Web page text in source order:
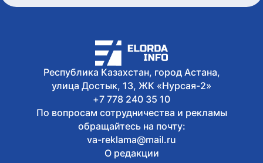
Сегодня, 15:50
Предвыборная повестка продолжает
формироваться вокруг запросов
регионов страны
Республика Казахстан, город Астана,
улица Достык, 13, ЖК «Нурсая-2»
+7 778 240 35 10
По вопросам сотрудничества и рекламы
обращайтесь на почту:
va-reklama@mail.ru
О редакции